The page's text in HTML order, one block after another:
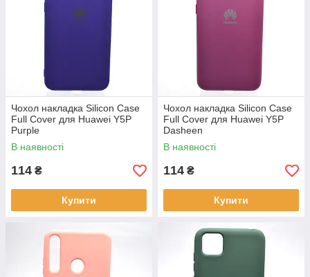
Чохол накладка Silicon Case
Full Cover для Huawei Y5P
Purple
В наявності
114 ₴
Купити
Чохол накладка Silicon Case
Full Cover для Huawei Y5P
Dasheen
В наявності
114 ₴
Купити